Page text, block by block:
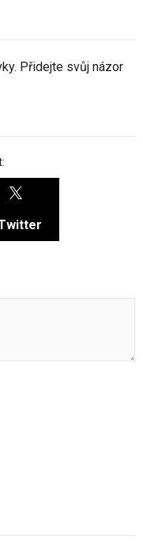
Přidejte svůj názor